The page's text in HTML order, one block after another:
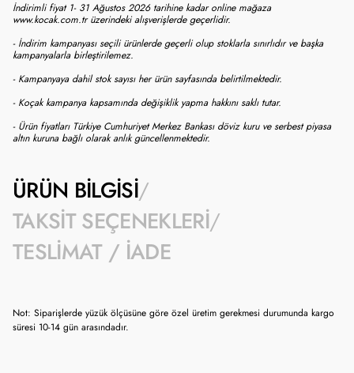
İndirimli fiyat 1- 31 Ağustos 2026 tarihine kadar online mağaza
www.kocak.com.tr üzerindeki alışverişlerde geçerlidir.
- İndirim kampanyası seçili ürünlerde geçerli olup stoklarla sınırlıdır ve başka
kampanyalarla birleştirilemez.
- Kampanyaya dahil stok sayısı her ürün sayfasında belirtilmektedir.
- Koçak kampanya kapsamında değişiklik yapma hakkını saklı tutar.
- Ürün fiyatları Türkiye Cumhuriyet Merkez Bankası döviz kuru ve serbest piyasa
altın kuruna bağlı olarak anlık güncellenmektedir.
ÜRÜN BILGISI
TAKSIT SEÇENEKLERI
TESLIMAT / İADE
Not: Siparişlerde yüzük ölçüsüne göre özel üretim gerekmesi durumunda kargo
süresi 10-14 gün arasındadır.